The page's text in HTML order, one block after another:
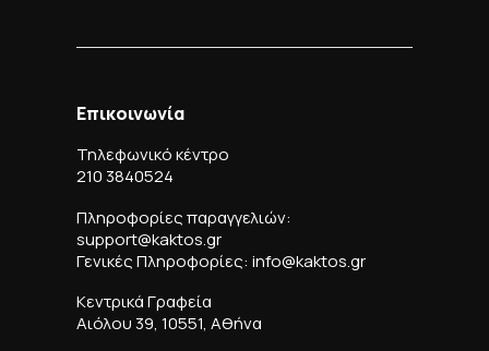
Επικοινωνία
Τηλεφωνικό κέντρο
210 3840524
Πληροφορίες παραγγελιών:
support@kaktos.gr
Γενικές Πληροφορίες: info@kaktos.gr
Κεντρικά Γραφεία
Αιόλου 39, 10551, Αθήνα